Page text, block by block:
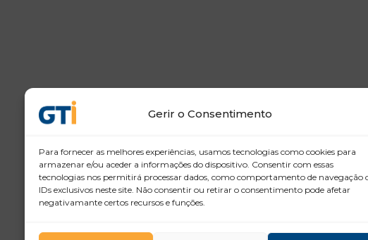
Gerir o Consentimento
Para fornecer as melhores experiências, usamos tecnologias como cookies para
armazenar e/ou aceder a informações do dispositivo. Consentir com essas
tecnologias nos permitirá processar dados, como comportamento de navegação
IDs exclusivos neste site. Não consentir ou retirar o consentimento pode afetar
negativamante certos recursos e funções.